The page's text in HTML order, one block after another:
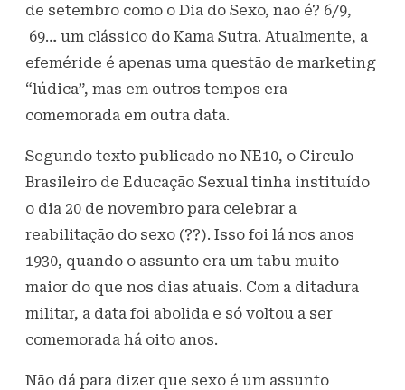
de setembro como o Dia do Sexo, não é? 6/9,
69… um clássico do Kama Sutra. Atualmente, a
efeméride é apenas uma questão de marketing
“lúdica”, mas em outros tempos era
comemorada em outra data.
Segundo texto publicado no NE10, o Circulo
Brasileiro de Educação Sexual tinha instituído
o dia 20 de novembro para celebrar a
reabilitação do sexo (??). Isso foi lá nos anos
1930, quando o assunto era um tabu muito
maior do que nos dias atuais. Com a ditadura
militar, a data foi abolida e só voltou a ser
comemorada há oito anos.
Não dá para dizer que sexo é um assunto